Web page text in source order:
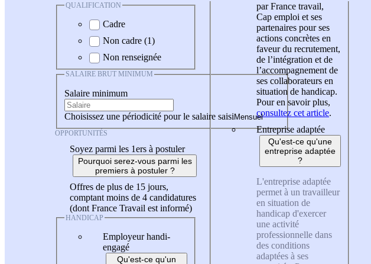
QUALIFICATION
Cadre
Non cadre (1)
Non renseignée
SALAIRE BRUT MINIMUM
Salaire minimum
Choisissez une périodicité pour le salaire saisi
OPPORTUNITÉS
Soyez parmi les 1ers à postuler
Pourquoi serez-vous parmi les
premiers à postuler ?
Offres de plus de 15 jours,
comptant moins de 4 candidatures
(dont France Travail est informé)
HANDICAP
Employeur handi-
engagé
Qu'est-ce qu'un
par France travail,
Cap emploi et ses
partenaires pour ses
actions concrètes en
faveur du recrutement,
de l’intégration et de
l’accompagnement de
ses collaborateurs en
situation de handicap.
Pour en savoir plus,
consultez cet article.
Entreprise adaptée
Qu'est-ce qu'une
entreprise adaptée
?
L'entreprise adaptée
permet à un travailleur
en situation de
handicap d'exercer
une activité
professionnelle dans
des conditions
adaptées à ses